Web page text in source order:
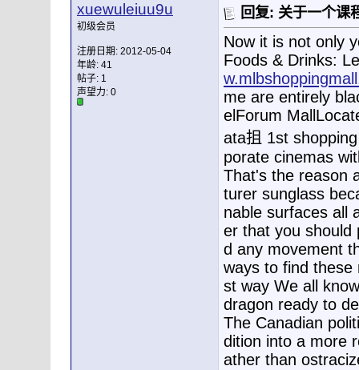
xuewuleiuu9u
初级会员
注册日期: 2012-05-04
年龄: 41
帖子: 1
声望力: 0
回复: 关于一个课
Now it is not only
Foods & Drinks:
me are entirely
elForum
ata抯 1st
porate cinemas
That's the reason
turer sunglass
nable surfaces all
er that you should
d any movement
ways to find these
st way We all
dragon ready to
The Canadian
dition into a more
ather than